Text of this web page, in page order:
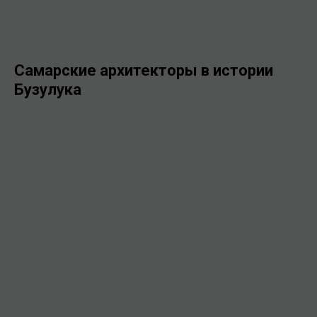
Самарские архитекторы в истории
Бузулука